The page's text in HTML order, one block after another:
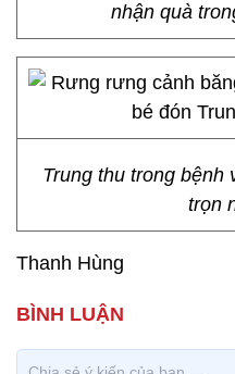
nhận quà
Trung thu trong bệnh
trọn
Thanh Hùng